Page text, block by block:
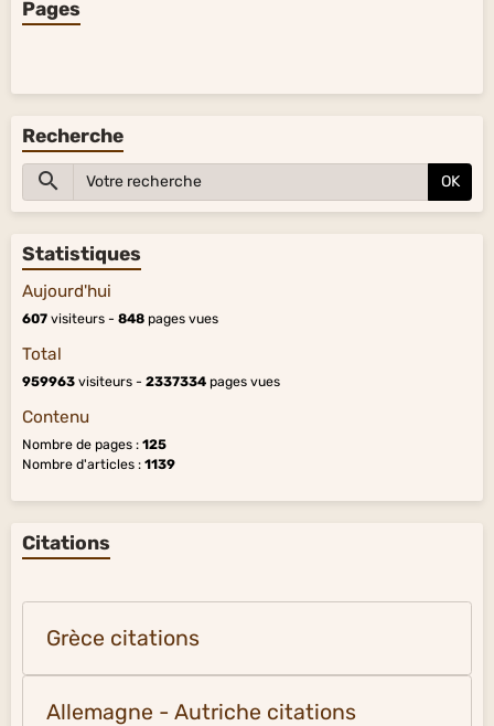
Pages
Recherche
OK
Statistiques
Aujourd'hui
607 visiteurs - 848 pages vues
Total
959963 visiteurs - 2337334 pages vues
Contenu
Nombre de pages : 125
Nombre d'articles : 1139
Citations
Grèce citations
Allemagne - Autriche citations